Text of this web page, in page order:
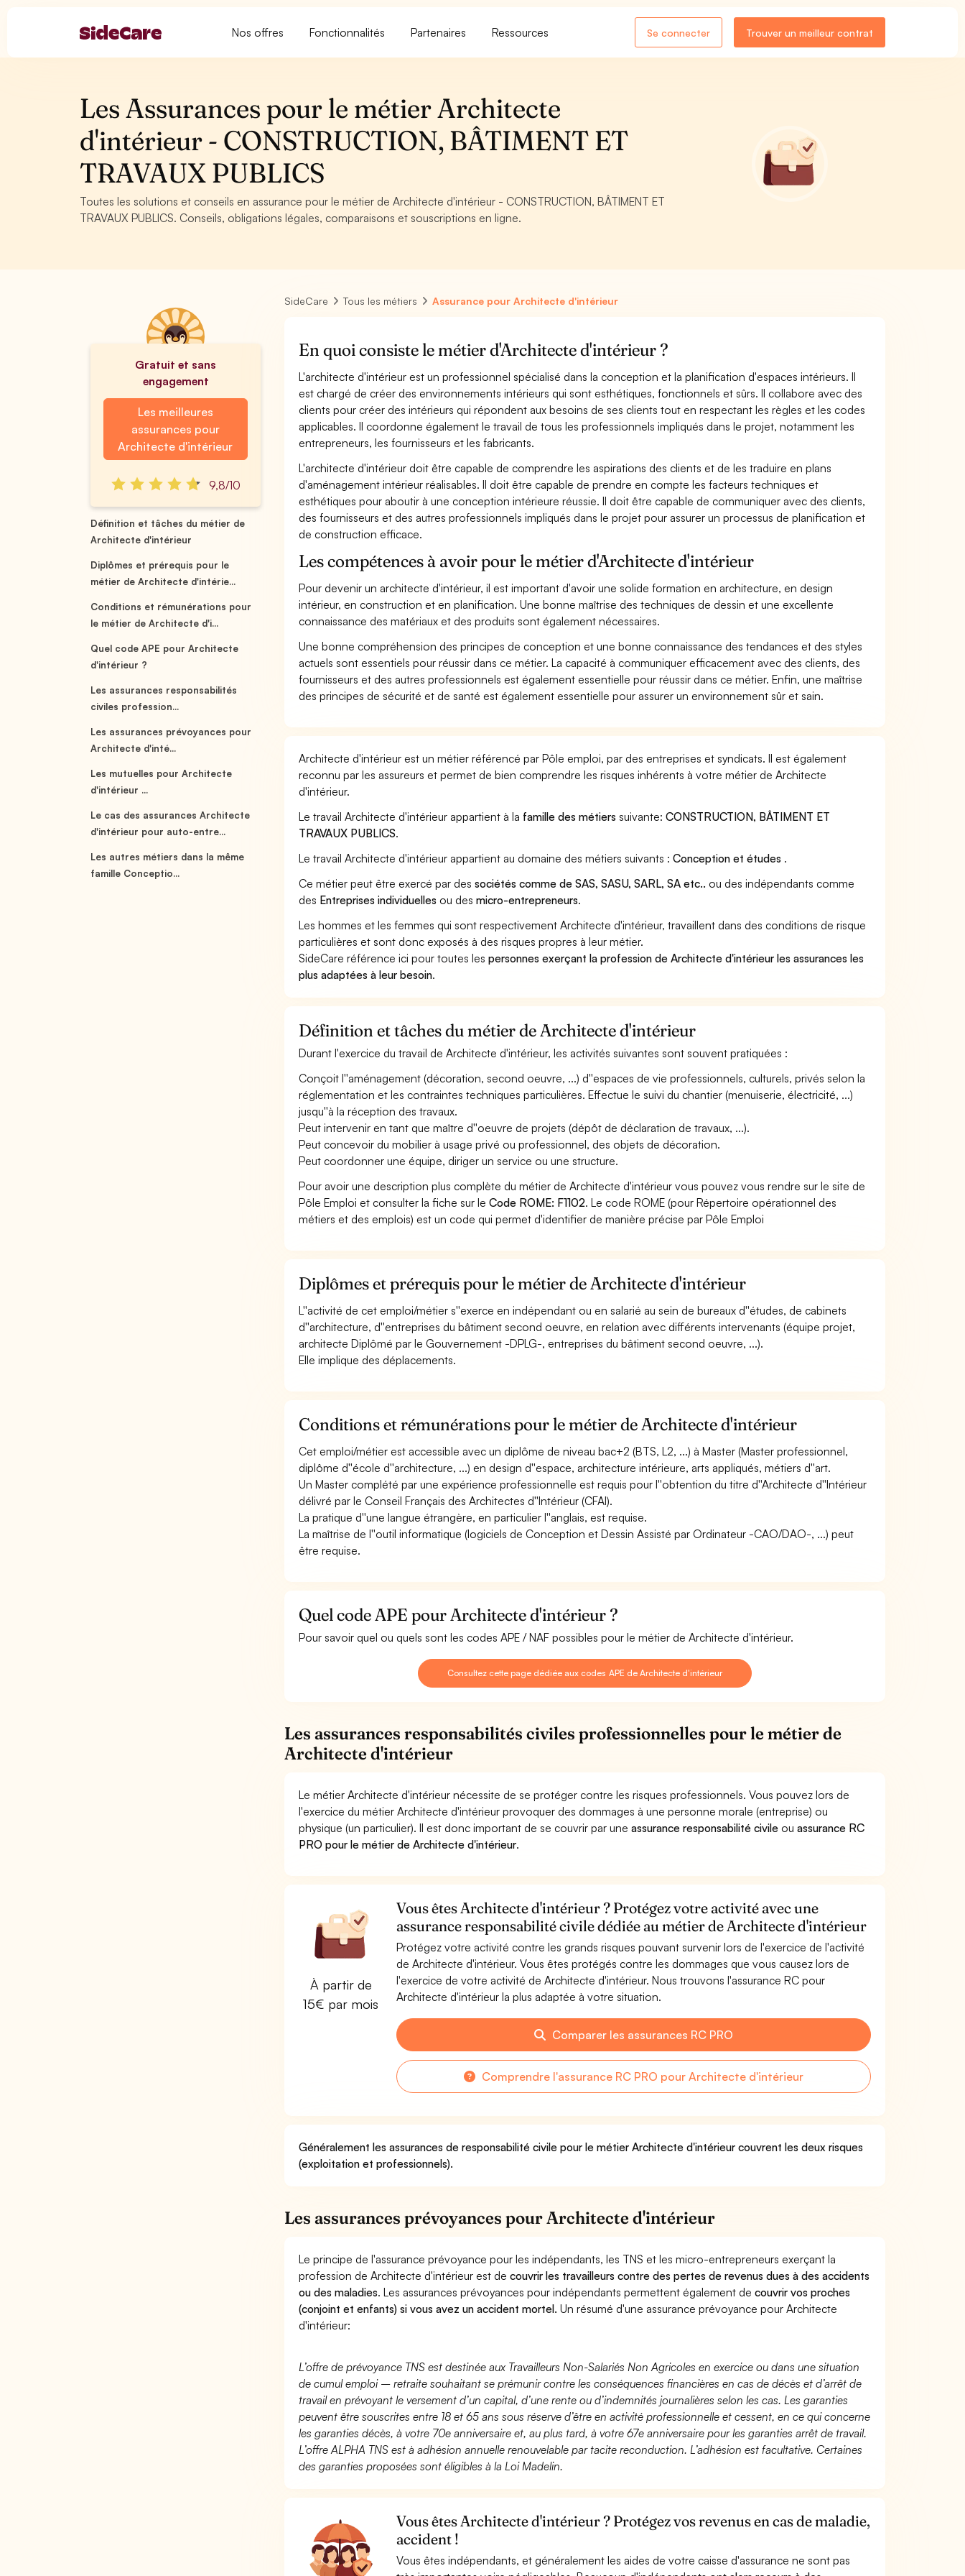
Nos offres Fonctionnalités Partenaires Ressources Se connecter Trouver un meilleur contrat
Les Assurances pour le métier Architecte
d'intérieur - CONSTRUCTION, BÂTIMENT ET
TRAVAUX PUBLICS
Toutes les solutions et conseils en assurance pour le métier de Architecte d'intérieur - CONSTRUCTION, BÂTIMENT ET
TRAVAUX PUBLICS. Conseils, obligations légales, comparaisons et souscriptions en ligne.
Gratuit et sans
engagement
Les meilleures
assurances pour
Architecte d'intérieur
9,8/10
Définition et tâches du métier de
Architecte d'intérieur
Diplômes et prérequis pour le
métier de Architecte d'intérie...
Conditions et rémunérations pour
le métier de Architecte d'i...
Quel code APE pour Architecte
d'intérieur ?
Les assurances responsabilités
civiles profession...
Les assurances prévoyances pour
Architecte d'inté...
Les mutuelles pour Architecte
d'intérieur ...
Le cas des assurances Architecte
d'intérieur pour auto-entre...
Les autres métiers dans la même
famille Conceptio...
SideCare Tous les métiers Assurance pour Architecte d'intérieur
En quoi consiste le métier d'Architecte d'intérieur ?
L'architecte d'intérieur est un professionnel spécialisé dans la conception et la planification d'espaces intérieurs. Il
est chargé de créer des environnements intérieurs qui sont esthétiques, fonctionnels et sûrs. Il collabore avec des
clients pour créer des intérieurs qui répondent aux besoins de ses clients tout en respectant les règles et les codes
applicables. Il coordonne également le travail de tous les professionnels impliqués dans le projet, notamment les
entrepreneurs, les fournisseurs et les fabricants.
L'architecte d'intérieur doit être capable de comprendre les aspirations des clients et de les traduire en plans
d'aménagement intérieur réalisables. Il doit être capable de prendre en compte les facteurs techniques et
esthétiques pour aboutir à une conception intérieure réussie. Il doit être capable de communiquer avec des clients,
des fournisseurs et des autres professionnels impliqués dans le projet pour assurer un processus de planification et
de construction efficace.
Les compétences à avoir pour le métier d'Architecte d'intérieur
Pour devenir un architecte d'intérieur, il est important d'avoir une solide formation en architecture, en design
intérieur, en construction et en planification. Une bonne maîtrise des techniques de dessin et une excellente
connaissance des matériaux et des produits sont également nécessaires.
Une bonne compréhension des principes de conception et une bonne connaissance des tendances et des styles
actuels sont essentiels pour réussir dans ce métier. La capacité à communiquer efficacement avec des clients, des
fournisseurs et des autres professionnels est également essentielle pour réussir dans ce métier. Enfin, une maîtrise
des principes de sécurité et de santé est également essentielle pour assurer un environnement sûr et sain.
Architecte d'intérieur est un métier référencé par Pôle emploi, par des entreprises et syndicats. Il est également
reconnu par les assureurs et permet de bien comprendre les risques inhérents à votre métier de Architecte
d'intérieur.
Le travail Architecte d'intérieur appartient à la famille des métiers suivante:CONSTRUCTION, BÂTIMENT ET
TRAVAUX PUBLICS.
Le travail Architecte d'intérieur appartient au domaine des métiers suivants :Conception et études .
Ce métier peut être exercé par dessociétés comme de SAS, SASU, SARL, SA etc.. ou des indépendants comme
des Entreprises individuelles ou desmicro-entrepreneurs.
Les hommes et les femmes qui sont respectivement Architecte d'intérieur, travaillent dans des conditions de risque
particulières et sont donc exposés à des risques propres à leur métier.
SideCare référence ici pour toutes lespersonnes exerçant la profession de Architecte d'intérieur les assurances les
plus adaptées à leur besoin.
Définition et tâches du métier de Architecte d'intérieur
Durant l'exercice du travail de Architecte d'intérieur, les activités suivantes sont souvent pratiquées :
Conçoit l''aménagement (décoration, second oeuvre, ...) d''espaces de vie professionnels, culturels, privés selon la
réglementation et les contraintes techniques particulières. Effectue le suivi du chantier (menuiserie, électricité, ...)
jusqu''à la réception des travaux.
Peut intervenir en tant que maître d''oeuvre de projets (dépôt de déclaration de travaux, ...).
Peut concevoir du mobilier à usage privé ou professionnel, des objets de décoration.
Peut coordonner une équipe, diriger un service ou une structure.
Pour avoir une description plus complète du métier de Architecte d'intérieur vous pouvez vous rendre sur le site de
Pôle Emploi et consulter la fiche sur leCode ROME: F1102. Le code ROME (pour Répertoire opérationnel des
métiers et des emplois) est un code qui permet d'identifier de manière précise par Pôle Emploi
Diplômes et prérequis pour le métier de Architecte d'intérieur
L''activité de cet emploi/métier s''exerce en indépendant ou en salarié au sein de bureaux d''études, de cabinets
d''architecture, d''entreprises du bâtiment second oeuvre, en relation avec différents intervenants (équipe projet,
architecte Diplômé par le Gouvernement -DPLG-, entreprises du bâtiment second oeuvre, ...).
Elle implique des déplacements.
Conditions et rémunérations pour le métier de Architecte d'intérieur
Cet emploi/métier est accessible avec un diplôme de niveau bac+2 (BTS, L2, ...) à Master (Master professionnel,
diplôme d''école d''architecture, ...) en design d''espace, architecture intérieure, arts appliqués, métiers d''art.
Un Master complété par une expérience professionnelle est requis pour l''obtention du titre d''Architecte d''Intérieur
délivré par le Conseil Français des Architectes d''Intérieur (CFAI).
La pratique d''une langue étrangère, en particulier l''anglais, est requise.
La maîtrise de l''outil informatique (logiciels de Conception et Dessin Assisté par Ordinateur -CAO/DAO-, ...) peut
être requise.
Quel code APE pour Architecte d'intérieur ?
Pour savoir quel ou quels sont les codes APE / NAF possibles pour le métier de Architecte d'intérieur.
Consultez cette page dédiée aux codes APE de Architecte d'intérieur
Les assurances responsabilités civiles professionnelles pour le métier de
Architecte d'intérieur
Le métier Architecte d'intérieur nécessite de se protéger contre les risques professionnels. Vous pouvez lors de
l'exercice du métier Architecte d'intérieur provoquer des dommages à une personne morale (entreprise) ou
physique (un particulier). Il est donc important de se couvrir par uneassurance responsabilité civile ouassurance RC
PRO pour le métier de Architecte d'intérieur.
À partir de
15€ par mois
Vous êtes Architecte d'intérieur ? Protégez votre activité avec une
assurance responsabilité civile dédiée au métier de Architecte d'intérieur
Protégez votre activité contre les grands risques pouvant survenir lors de l'exercice de l'activité
de Architecte d'intérieur. Vous êtes protégés contre les dommages que vous causez lors de
l'exercice de votre activité de Architecte d'intérieur. Nous trouvons l'assurance RC pour
Architecte d'intérieur la plus adaptée à votre situation.
Comparer les assurances RC PRO
Comprendre l'assurance RC PRO pour Architecte d'intérieur
Généralement les assurances de responsabilité civile pour le métier Architecte d'intérieur couvrent les deux risques
(exploitation et professionnels).
Les assurances prévoyances pour Architecte d'intérieur
Le principe de l'assurance prévoyance pour les indépendants, les TNS et les micro-entrepreneurs exerçant la
profession de Architecte d'intérieur est decouvrir les travailleurs contre des pertes de revenus dues à des accidents
ou des maladies. Les assurances prévoyances pour indépendants permettent également decouvrir vos proches
(conjoint et enfants) si vous avez un accident mortel. Un résumé d'une assurance prévoyance pour Architecte
d'intérieur:
L’offre de prévoyance TNS est destinée aux Travailleurs Non-Salariés Non Agricoles en exercice ou dans une situation
de cumul emploi – retraite souhaitant se prémunir contre les conséquences financières en cas de décès et d’arrêt de
travail en prévoyant le versement d’un capital, d’une rente ou d’indemnités journalières selon les cas. Les garanties
peuvent être souscrites entre 18 et 65 ans sous réserve d’être en activité professionnelle et cessent, en ce qui concerne
les garanties décès, à votre 70e anniversaire et, au plus tard, à votre 67e anniversaire pour les garanties arrêt de travail.
L’offre ALPHA TNS est à adhésion annuelle renouvelable par tacite reconduction. L’adhésion est facultative. Certaines
des garanties proposées sont éligibles à la Loi Madelin.
Vous êtes Architecte d'intérieur ? Protégez vos revenus en cas de maladie,
accident !
Vous êtes indépendants, et généralement les aides de votre caisse d'assurance ne sont pas